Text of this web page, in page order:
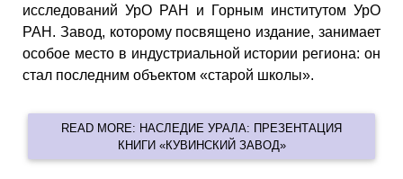
исследований УрО РАН и Горным институтом УрО
РАН. Завод, которому посвящено издание, занимает
особое место в индустриальной истории региона: он
стал последним объектом «старой школы».
READ MORE: НАСЛЕДИЕ УРАЛА: ПРЕЗЕНТАЦИЯ
КНИГИ «КУВИНСКИЙ ЗАВОД»